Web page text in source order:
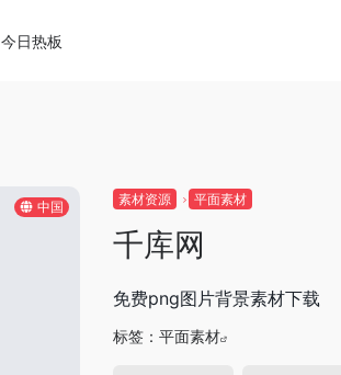
今日热板
中国 素材资源 平面素材
千库网
免费png图片背景素材下载
标签： 平面素材